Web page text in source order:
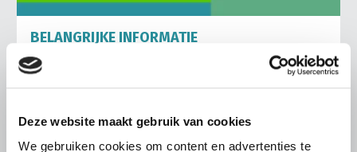
Deze website maakt gebruik van cookies
We gebruiken cookies om content en advertenties te
BELANGRIJKE INFORMATIE
6 AUGUSTUS 2026
LTO sluit aan bij demonstratie tegen
pluimveehouders